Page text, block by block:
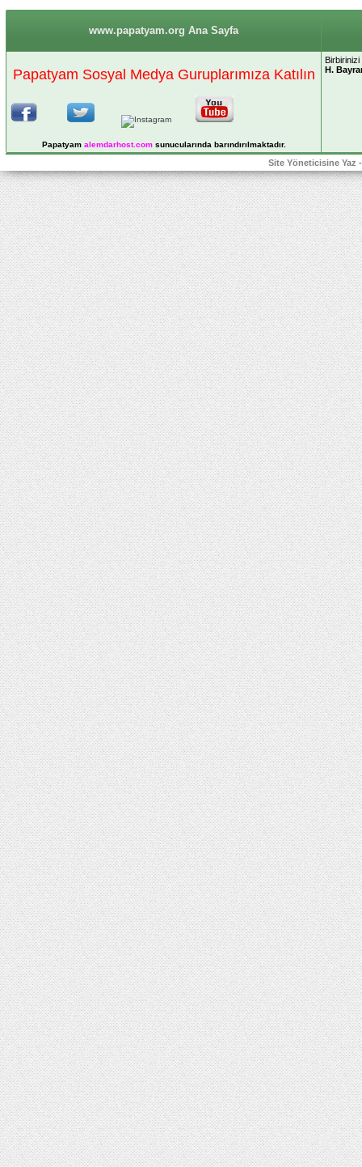
www.papatyam.org Ana Sayfa
Papatyam Sosyal Medya Guruplarımıza Katılın
Papatyam alemdarhost.comsunucularında barındırılmaktadır.
Birbirinizi
H.
Site Yöneticisine Yaz